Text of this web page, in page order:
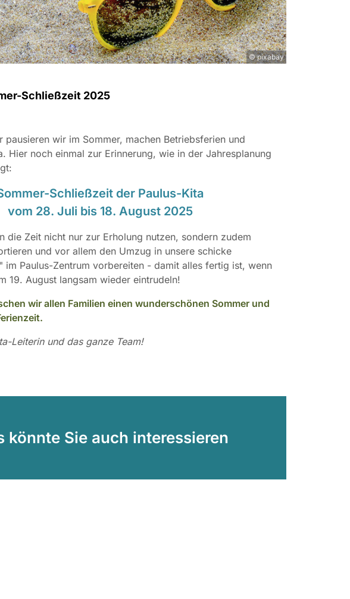
© pixabay
Schließzeit 2025
pausieren wir im Sommer, machen Betriebsferien und
Hier noch einmal zur Erinnerung, wie in der Jahresplanung
Schließzeit der Paulus-Kita
vom 28. Juli bis 18. August 2025
die Zeit nicht nur zur Erholung nutzen, sondern zudem
und vor allem den Umzug in unsere schicke
im Paulus-Zentrum vorbereiten - damit alles fertig ist, wenn
19. August langsam wieder eintrudeln!
wir allen Familien einen wunderschönen Sommer und
Leiterin und das ganze Team!
könnte Sie auch interessieren